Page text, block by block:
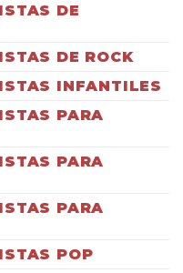
DE
DE ROCK
INFANTILES
PARA
PARA
PARA
POP